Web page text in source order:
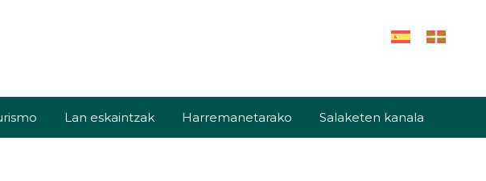
Lan eskaintzak Harremanetarako Salaketen kanala